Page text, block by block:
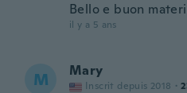
Bello e buon
il y a 5 ans
M Mary
Inscrit depuis 2018 ·